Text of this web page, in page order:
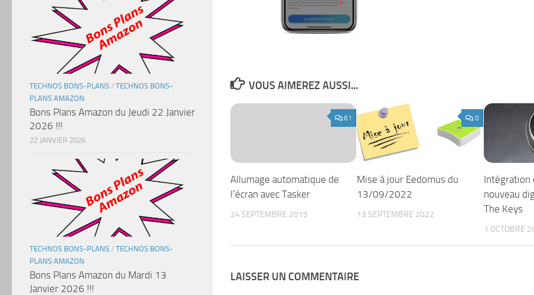
VOUS AIMEREZ AUSSI...
61
Allumage automatique de
l’écran avec Tasker
24 SEPTEMBRE 2015
0
Mise à jour Eedomus du
13/09/2022
13 SEPTEMBRE 2022
Intégration
nouveau
The Keys
1 OCTOBRE
LAISSER UN COMMENTAIRE
TECHNOS BONS-PLANS / TECHNOS BONS-
PLANS AMAZON
Bons Plans Amazon du Jeudi 22 Janvier
2026 !!!
22 JANVIER 2026
TECHNOS BONS-PLANS / TECHNOS BONS-
PLANS AMAZON
Bons Plans Amazon du Mardi 13
Janvier 2026 !!!